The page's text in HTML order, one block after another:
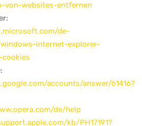
von-websites-entfernen
de-
internet-explorer-
cookies
accounts/answer/61416?
de/help
kb/PH17191?